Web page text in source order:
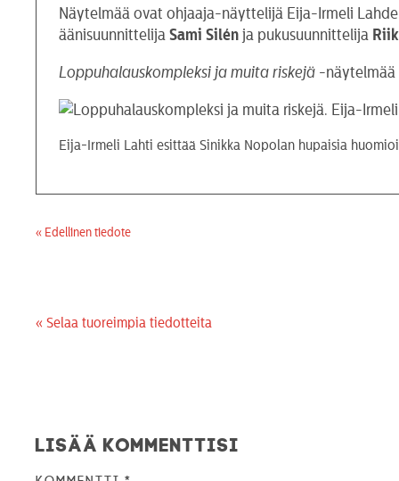
Näytelmää ovat ohjaaja-näyttelijä Eija-Irmeli
äänisuunnittelijaSami Silén ja pukusuunnittelija
Loppuhalauskompleksi ja muita riskejä -näytelmää
Eija-Irmeli Lahti esittää Sinikka Nopolan hupaisia
« Edellinen tiedote
« Selaa tuoreimpia tiedotteita
Lisää kommenttisi